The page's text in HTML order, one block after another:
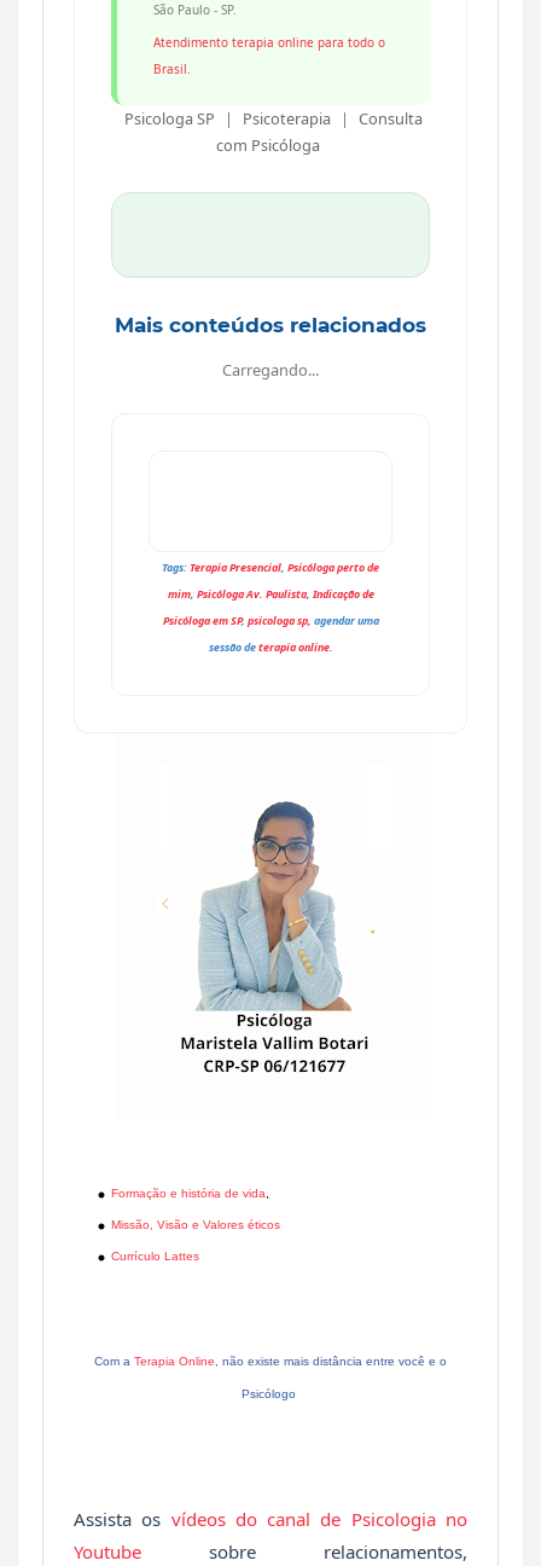
São Paulo - SP.
Atendimento terapia online para todo o
Brasil.
Psicologa SP | Psicoterapia |
Consulta
com Psicóloga
Mais conteúdos relacionados
Carregando...
Tags:Terapia Presencial, Psicóloga perto de
mim, Psicóloga Av. Paulista,Indicação de
Psicóloga em SP, psicologa sp, agendar uma
sessão deterapia online.
Formação e história de vida,
Missão, Visão e Valores éticos
Currículo Lattes
Com a Terapia Online, não existe mais distância entre você e o
Psicólogo
Assista os vídeos do canal de Psicologia no
Youtube sobre relacionamentos,